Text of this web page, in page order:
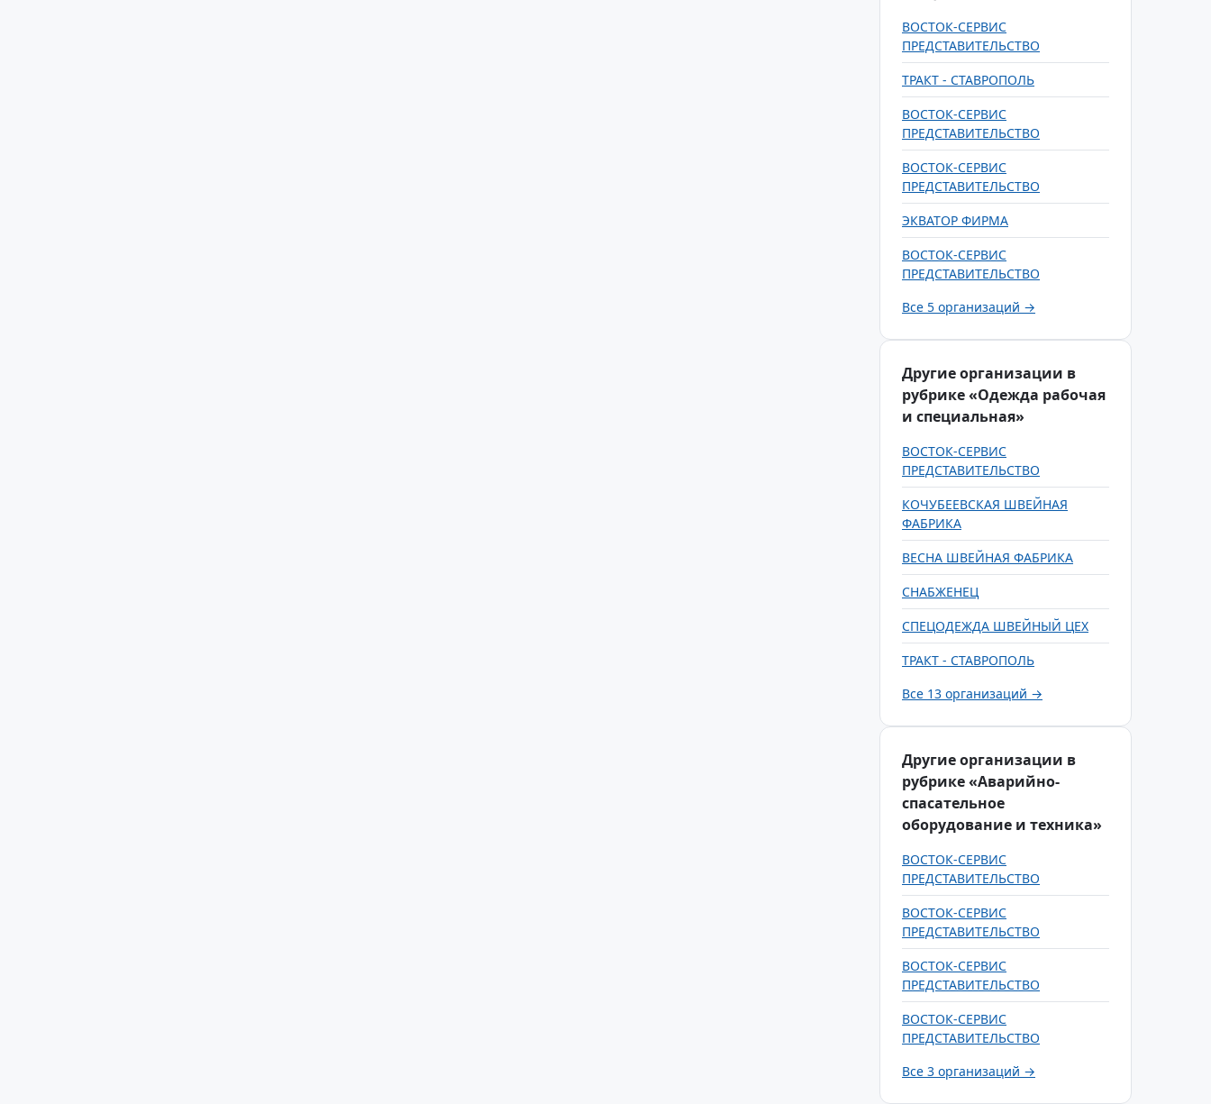
ВОСТОК-СЕРВИС
ПРЕДСТАВИТЕЛЬСТВО
ТРАКТ - СТАВРОПОЛЬ
ВОСТОК-СЕРВИС
ПРЕДСТАВИТЕЛЬСТВО
ВОСТОК-СЕРВИС
ПРЕДСТАВИТЕЛЬСТВО
ЭКВАТОР ФИРМА
ВОСТОК-СЕРВИС
ПРЕДСТАВИТЕЛЬСТВО
Все 5 организаций →
Другие организации в
рубрике «Одежда рабочая
и специальная»
ВОСТОК-СЕРВИС
ПРЕДСТАВИТЕЛЬСТВО
КОЧУБЕЕВСКАЯ ШВЕЙНАЯ
ФАБРИКА
ВЕСНА ШВЕЙНАЯ ФАБРИКА
СНАБЖЕНЕЦ
СПЕЦОДЕЖДА ШВЕЙНЫЙ ЦЕХ
ТРАКТ - СТАВРОПОЛЬ
Все 13 организаций →
Другие организации в
рубрике «Аварийно-
спасательное
оборудование и техника»
ВОСТОК-СЕРВИС
ПРЕДСТАВИТЕЛЬСТВО
ВОСТОК-СЕРВИС
ПРЕДСТАВИТЕЛЬСТВО
ВОСТОК-СЕРВИС
ПРЕДСТАВИТЕЛЬСТВО
ВОСТОК-СЕРВИС
ПРЕДСТАВИТЕЛЬСТВО
Все 3 организаций →